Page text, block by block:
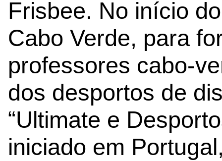
Frisbee. No início
Cabo Verde, para
professores cabo-
dos desportos de
“Ultimate e
iniciado em